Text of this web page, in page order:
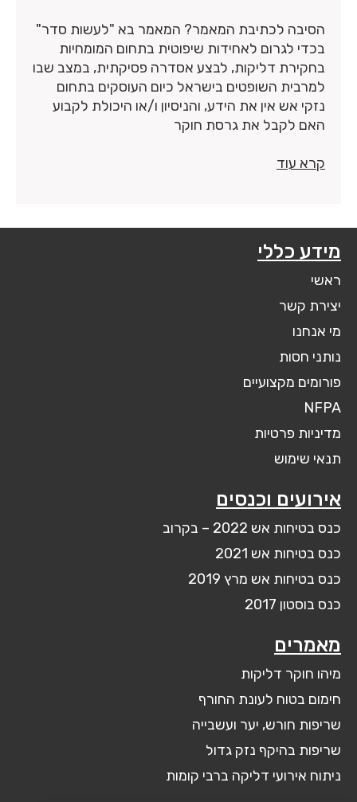
הסיבה לכתיבת המאמר? המאמר בא "לעשות סדר"
בכדי לגרום לאחידות שיפוטית בתחום המומחיות
בחקירת דליקות, לבצע אסדרה פסיקתית, במצב שבו
למרבית השופטים בישראל כיום העוסקים בתחום
נזקי אש אין את הידע, והניסיון ו/או היכולת לקבוע
האם לקבל את גרסת חוקר
קרא עוד
מידע כללי
ראשי
יצירת קשר
מי אנחנו
נותני חסות
פורומים מקצועיים
NFPA
מדיניות פרטיות
תנאי שימוש
אירועים וכנסים
כנס בטיחות אש 2022 – בקרוב
כנס בטיחות אש 2021
כנס בטיחות אש מרץ 2019
כנס בוסטון 2017
מאמרים
מיהו חוקר דליקות
חימום בטוח לעונת החורף
שריפות חורש, יער ועשבייה
שריפות בהיקף נזק גדול
ניתוח אירועי דליקה ברבי קומות